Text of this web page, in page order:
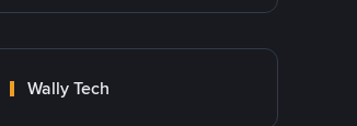
Wally Tech